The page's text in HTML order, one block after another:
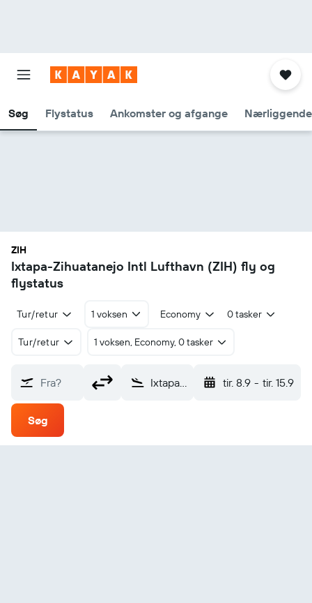
Søg Flystatus Ankomster og afgange
ZIH
Ixtapa-Zihuatanejo Intl Lufthavn (ZIH) fly og
flystatus
Tur/retur 1 voksen Economy 0 tasker
Tur/retur 1 voksen, Economy, 0 tasker
Fra? Ixtapa-Zihuatanejo Intl (ZIH) tir. 8.9 - tir. 15.9
Søg